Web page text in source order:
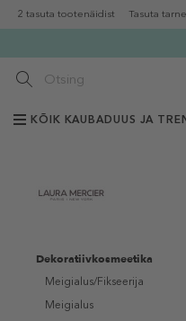
2 tasuta tootenäidist Tasuta
KÕIK KAUBADUUS JA
Dekoratiivkosmeetika
Meigialus/Fikseerija
Meigialus